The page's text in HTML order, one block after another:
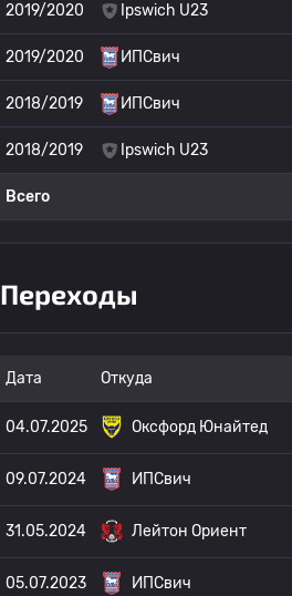
2019/2020 Ipswich U23
2019/2020 ИПСвич
2018/2019 ИПСвич
2018/2019 Ipswich U23
Всего
Переходы
Дата Откуда
04.07.2025 Оксфорд Юнайтед
09.07.2024 ИПСвич
31.05.2024 Лейтон Ориент
05.07.2023 ИПСвич